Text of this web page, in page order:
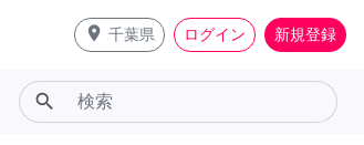
place 千葉県 ログイン 新規登録
search